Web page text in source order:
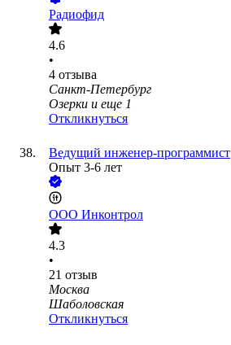
Радиофид
4.6
•
4 отзыва
Санкт-Петербург
Озерки и еще 1
Откликнуться
Ведущий инженер-программист
Опыт 3-6 лет
ООО Инконтрол
4.3
•
21 отзыв
Москва
Шаболовская
Откликнуться